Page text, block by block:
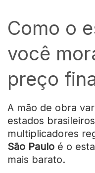
Como o
você
preço
A mão de obra
estados
multiplicadores
São Paulo é o
mais barato.